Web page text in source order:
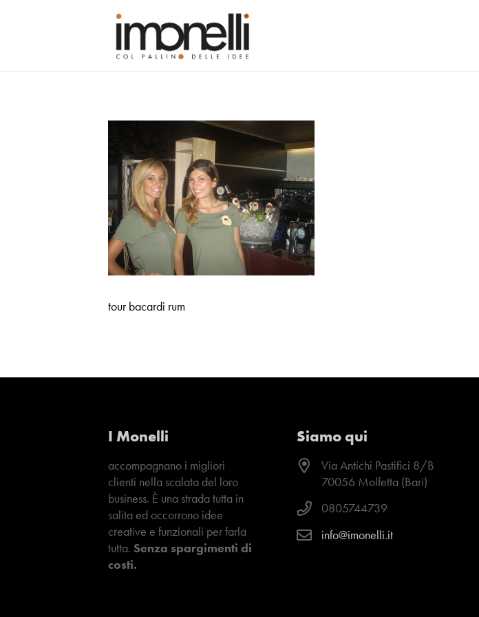
tour bacardi rum
I Monelli
accompagnano i migliori
clienti nella scalata del loro
business. È una strada tutta in
salita ed occorrono idee
creative e funzionali per farla
tutta. Senza spargimenti di
costi.
Siamo qui
Via Antichi Pastifici 8/B
70056 Molfetta (Bari)
0805744739
info@imonelli.it